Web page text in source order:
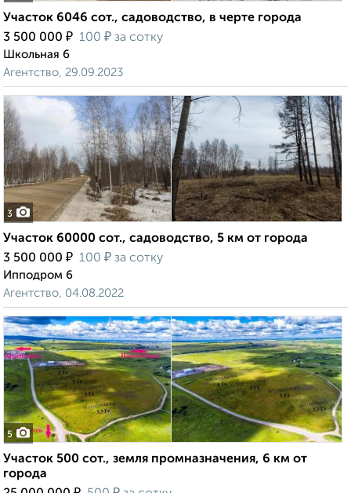
Участок 6046 сот., садоводство, в черте города
3 500 000 ₽ 100 ₽ за сотку
Школьная 6
Агентство, 29.09.2023
3
Участок 60000 сот., садоводство, 5 км от города
3 500 000 ₽ 100 ₽ за сотку
Ипподром 6
Агентство, 04.08.2022
5
Участок 500 сот., земля промназначения, 6 км от
города